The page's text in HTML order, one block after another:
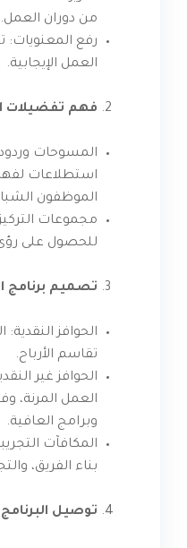
من دوران العمل.
رفع المعنويات:
العمل الإيجابية.
فهم تفضيلات
المسوحات
استطلاعات لفهم
الموظفون
مجموعات
للحصول على
تصميم برنامج
الحوافز
تقاسم الأرباح.
الحوافز غير
العمل المرنة،
وبرامج العافية.
المكافآت
بناء الفريق،
توصيل البرنامج